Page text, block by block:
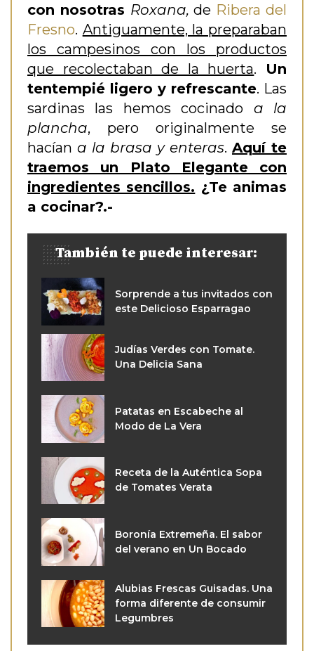
con nosotras Roxana, de Ribera del
Fresno. Antiguamente, la preparaban
los campesinos con los productos
que recolectaban de la huerta. Un
tentempié ligero y refrescante. Las
sardinas las hemos cocinado a la
plancha, pero originalmente se
hacían a la brasa y enteras. Aquí te
traemos un Plato Elegante con
ingredientes sencillos. ¿Te animas
a cocinar?.-
También te puede interesar:
Sorprende a tus invitados con
este Delicioso Esparragao
Judías Verdes con Tomate.
Una Delicia Sana
Patatas en Escabeche al
Modo de La Vera
Receta de la Auténtica Sopa
de Tomates Verata
Boronía Extremeña. El sabor
del verano en Un Bocado
Alubias Frescas Guisadas. Una
forma diferente de consumir
Legumbres